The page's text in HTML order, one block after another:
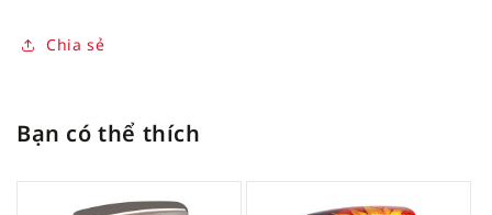
Chia sẻ
Bạn có thể thích